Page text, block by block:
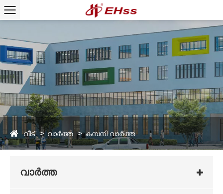
വീട് വാർത്ത കമ്പനി വാർത്ത
വാർത്ത